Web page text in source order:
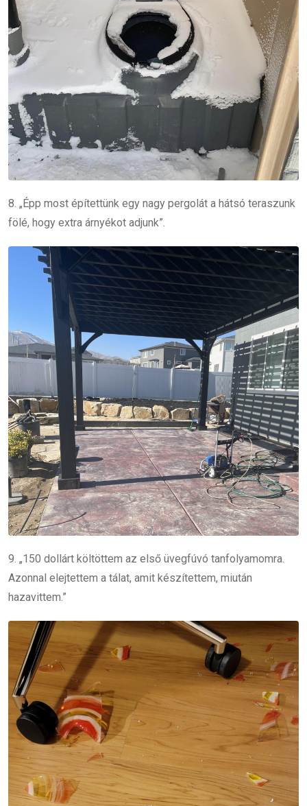
8. „Épp most építettünk egy nagy pergolát a hátsó teraszunk
fölé, hogy extra árnyékot adjunk”.
9. „150 dollárt költöttem az első üvegfúvó tanfolyamomra.
Azonnal elejtettem a tálat, amit készítettem, miután
hazavittem.”